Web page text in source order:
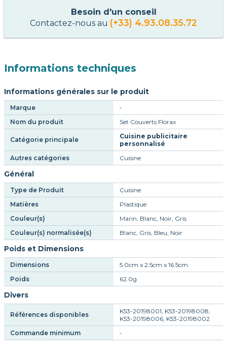
Besoin d'un conseil
Contactez-nous au (+33) 4.93.08.35.72
Informations techniques
Informations générales sur le produit
Marque
-
Nom du produit
Set Couverts Florax
Catégorie principale
Cuisine publicitaire
personnalisé
Autres catégories
Cuisine
Général
Type de Produit
Cuisine
Matières
Plastique
Couleur(s)
Marin, Blanc, Noir, Gris
Couleur(s) normalisée(s)
Blanc, Gris, Bleu, Noir
Poids et Dimensions
Dimensions
5.0cm x 2.5cm x 16.5cm
Poids
62.0g
Divers
Références disponibles
K53-20198001, K53-20198008,
K53-20198006, K53-20198002
Commande minimum
-